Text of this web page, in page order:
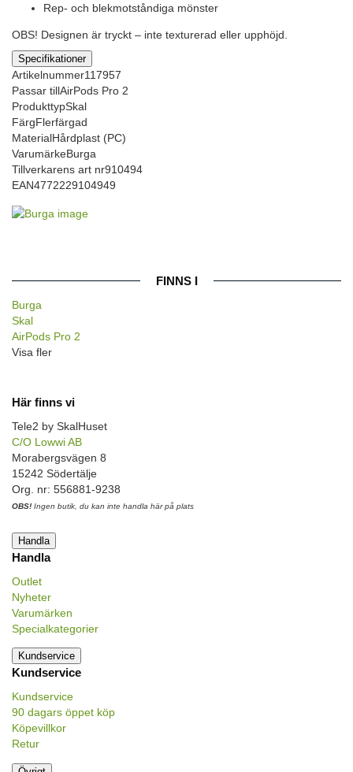
Rep- och blekmotståndiga mönster
OBS! Designen är tryckt – inte texturerad eller upphöjd.
Specifikationer
Artikelnummer117957
Passar tillAirPods Pro 2
ProdukttypSkal
FärgFlerfärgad
MaterialHårdplast (PC)
VarumärkeBurga
Tillverkarens art nr910494
EAN4772229104949
FINNS I
Burga
Skal
AirPods Pro 2
Visa fler
Här finns vi
Tele2 by SkalHuset
C/O Lowwi AB
Morabergsvägen 8
15242 Södertälje
Org. nr: 556881-9238
OBS! Ingen butik, du kan inte handla här på plats
Handla
Handla
Outlet
Nyheter
Varumärken
Specialkategorier
Kundservice
Kundservice
Kundservice
90 dagars öppet köp
Köpevillkor
Retur